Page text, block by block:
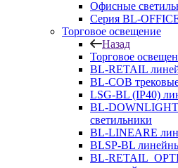
Офисные
Серия BL-
Торговое освещение
Назад
Торговое
BL-RETAIL
BL-COB
LSG-BL (IP40)
BL-DOWNLIGHT
светильники
BL-LINEARE
BLSP-BL
BL-